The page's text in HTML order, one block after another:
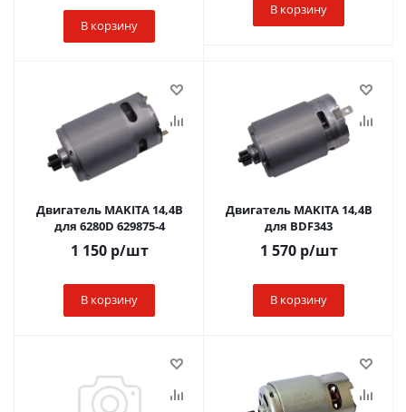
В корзину
В корзину
Двигатель MAKITA 14,4В
для 6280D 629875-4
1 150р/шт
В корзину
Двигатель MAKITA 14,4В
для BDF343
1 570р/шт
В корзину